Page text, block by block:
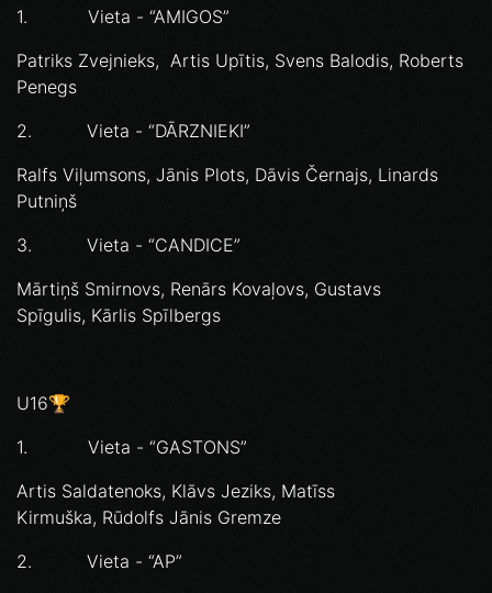
1. Vieta - “AMIGOS”
Patriks Zvejnieks, Artis Upītis, Svens Balodis, Roberts
Penegs
2. Vieta - “DĀRZNIEKI”
Ralfs Viļumsons, Jānis Plots, Dāvis Černajs, Linards
Putniņš
3. Vieta - “CANDICE”
Mārtiņš Smirnovs, Renārs Kovaļovs, Gustavs
Spīgulis, Kārlis Spīlbergs
U16🏆
1. Vieta - “GASTONS”
Artis Saldatenoks, Klāvs Jeziks, Matīss
Kirmuška, Rūdolfs Jānis Gremze
2. Vieta - “AP”